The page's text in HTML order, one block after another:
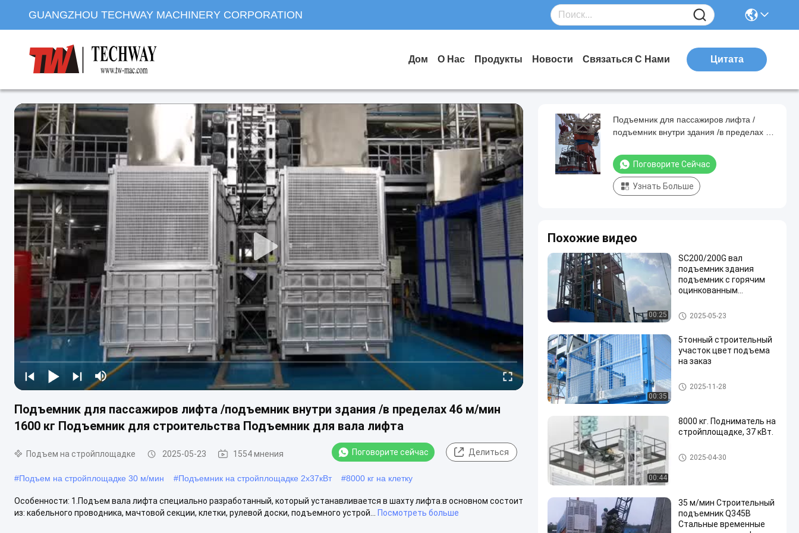
GUANGZHOU TECHWAY MACHINERY CORPORATION
Дом О Нас Продукты Новости Связаться С Нами Цитата
Подъемник для пассажиров лифта /подъемник внутри здания /в пределах 46 м/мин
1600 кг Подъемник для строительства Подъемник для вала лифта
Подъем на стройплощадке 2025-05-23 1554 мнения Поговорите сейчас Делиться
#Подъем на стройплощадке 30 м/мин #Подъемник на стройплощадке 2х37кВт #8000 кг на клетку
Особенности: 1.Подъем вала лифта специально разработанный, который устанавливается в шахту лифта.в основном состоит
из: кабельного проводника, мачтовой секции, клетки, рулевой доски, подъемного устрой...
Посмотреть больше
Подъемник для пассажиров лифта /
подъемник внутри здания /в пределах 46
строительства Подъемник для вала
лифта
Поговорите Сейчас
Узнать Больше
Похожие видео
00:25
SC200/200G вал
подъемник здания
подъемник с горячим
оцинкованным
Строительство здания
подъемник
Подъем на стройплощадке
2025-05-23
00:35
5тонный строительный
участок цвет подъема
на заказ
Подъем на стройплощадке
2025-11-28
00:44
8000 кг. Подниматель на
стройплощадке, 37 кВт.
Подъем на стройплощадке
2025-04-30
35 м/мин Строительный
подъемник Q345B
Стальные временные